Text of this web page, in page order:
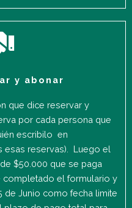
y abonar
que dice reservar y
por cada persona que
escribilo en
esas reservas). Luego el
$50.000 que se paga
completado el formulario y
de Junio como fecha limite